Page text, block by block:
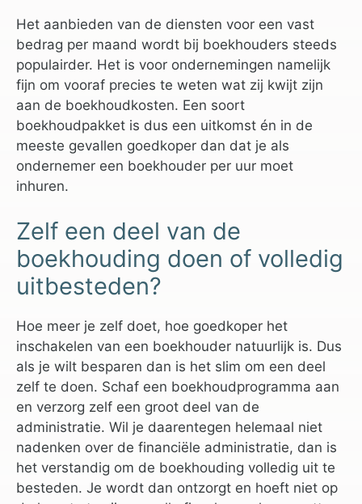
Het aanbieden van de diensten voor een vast
bedrag per maand wordt bij boekhouders steeds
populairder. Het is voor ondernemingen namelijk
fijn om vooraf precies te weten wat zij kwijt zijn
aan de boekhoudkosten. Een soort
boekhoudpakket is dus een uitkomst én in de
meeste gevallen goedkoper dan dat je als
ondernemer een boekhouder per uur moet
inhuren.
Zelf een deel van de
boekhouding doen of volledig
uitbesteden?
Hoe meer je zelf doet, hoe goedkoper het
inschakelen van een boekhouder natuurlijk is. Dus
als je wilt besparen dan is het slim om een deel
zelf te doen. Schaf een boekhoudprogramma aan
en verzorg zelf een groot deel van de
administratie. Wil je daarentegen helemaal niet
nadenken over de financiële administratie, dan is
het verstandig om de boekhouding volledig uit te
besteden. Je wordt dan ontzorgt en hoeft niet op